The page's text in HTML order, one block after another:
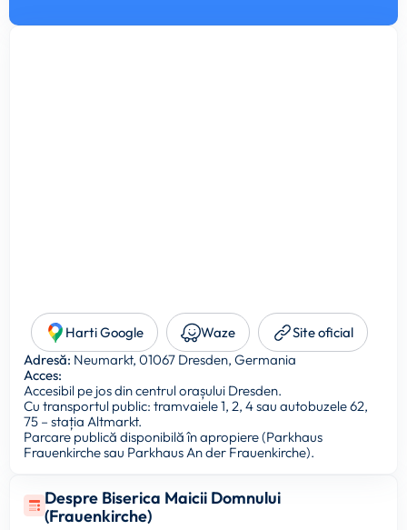
Despre Biserica Maicii Domnului
(Frauenkirche)
Harti Google Waze
Site oficial
Adresă: Neumarkt, 01067 Dresden, Germania
Acces:
Accesibil pe jos din centrul orașului Dresden.
Cu transportul public: tramvaiele 1, 2, 4 sau autobuzele 62,
75 – stația Altmarkt.
Parcare publică disponibilă în apropiere (Parkhaus
Frauenkirche sau Parkhaus An der Frauenkirche).